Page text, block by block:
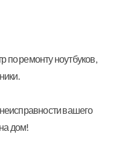
ремонту ноутбуков,
вашего
дом!